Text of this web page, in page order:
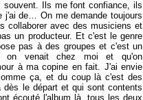
souvent. Ils me font confiance, ils
j'ai de… On me demande toujours
collaborer avec des musiciens et
un producteur. Et c'est le genre
pas à des groupes et c'est un
on venait chez moi et qu'on
à ma copine en fait. J'ai envie
ça, et du coup là c'est des
dès le départ et qui sont contents
écouté l'album là, tous les deux